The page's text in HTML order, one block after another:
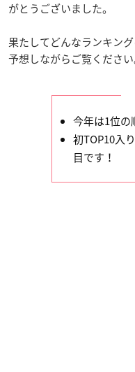
がとうございました。
果たしてどんなランキン
予想しながらご覧ください
今年は1位の
初TOP10入
目です！